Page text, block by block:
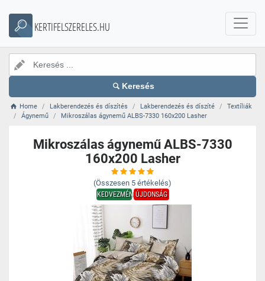
KERTIFELSZERELES.HU
Keresés
Home Lakberendezés és díszítés Lakberendezés és díszíté
Textíliák
Ágynemű
Mikroszálas ágynemű ALBS-7330 160x200 Lasher
Mikroszálas ágynemű ALBS-7330
160x200 Lasher
(Összesen 5 értékelés)
KEDVEZMÉNYÚJDONSÁG